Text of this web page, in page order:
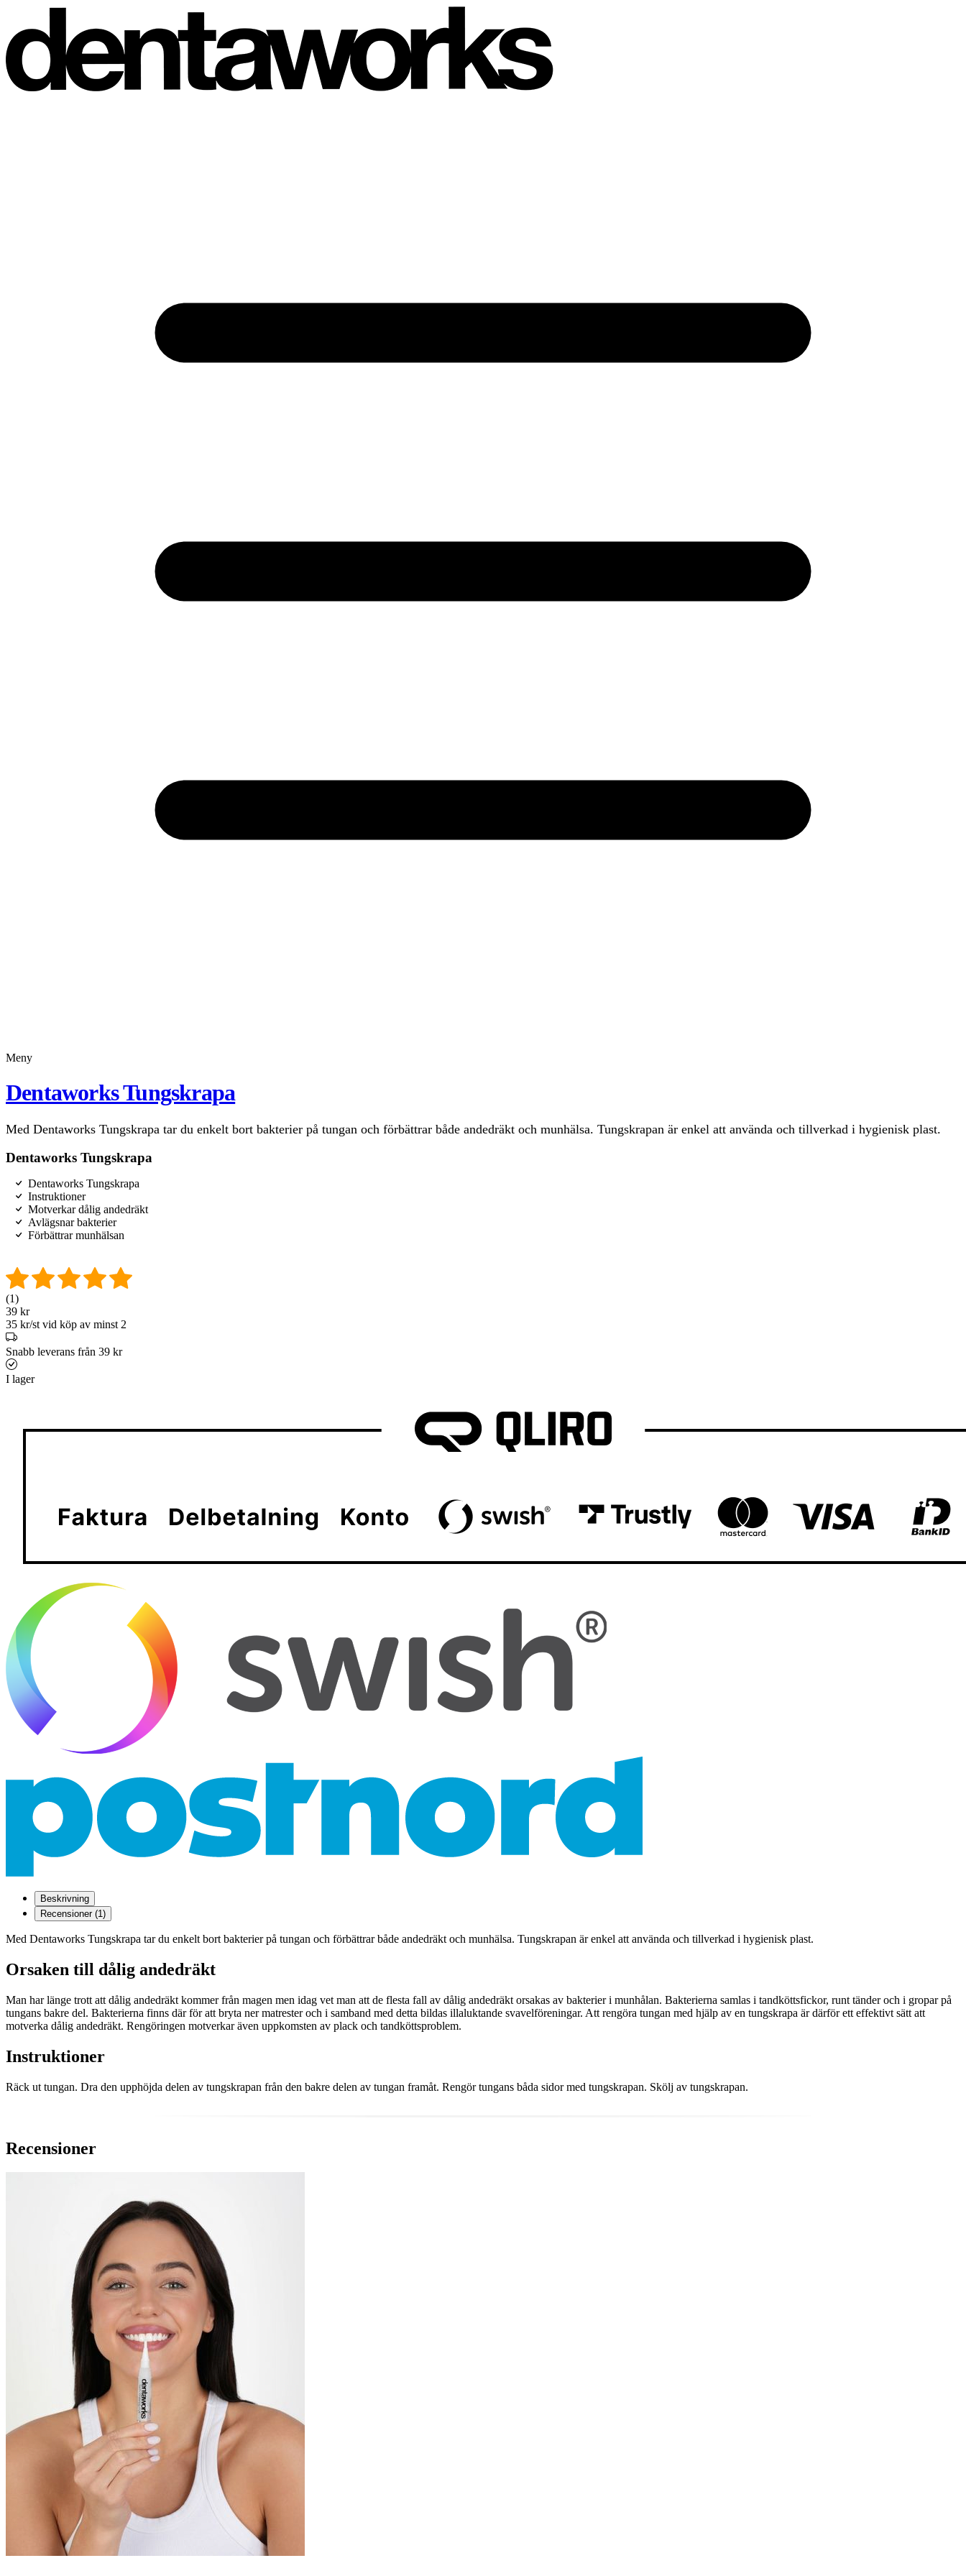
Meny
Dentaworks Tungskrapa
Med Dentaworks Tungskrapa tar du enkelt bort bakterier på tungan och förbättrar både andedräkt och munhälsa. Tungskrapan är enkel att använda och tillverkad i hygienisk plast.
Dentaworks Tungskrapa
Dentaworks Tungskrapa
Instruktioner
Motverkar dålig andedräkt
Avlägsnar bakterier
Förbättrar munhälsan
(1)
39 kr
35 kr/st vid köp av minst 2
Snabb leverans från 39 kr
I lager
Beskrivning
Recensioner (1)
Med Dentaworks Tungskrapa tar du enkelt bort bakterier på tungan och förbättrar både andedräkt och munhälsa. Tungskrapan är enkel att använda och tillverkad i hygienisk plast.
Orsaken till dålig andedräkt
Man har länge trott att dålig andedräkt kommer från magen men idag vet man att de flesta fall av dålig andedräkt orsakas av bakterier i munhålan. Bakterierna samlas i tandköttsfickor, runt tänder och i gropar på
tungans bakre del. Bakterierna finns där för att bryta ner matrester och i samband med detta bildas illaluktande svavelföreningar. Att rengöra tungan med hjälp av en tungskrapa är därför ett effektivt sätt att
motverka dålig andedräkt. Rengöringen motverkar även uppkomsten av plack och tandköttsproblem.
Instruktioner
Räck ut tungan. Dra den upphöjda delen av tungskrapan från den bakre delen av tungan framåt. Rengör tungans båda sidor med tungskrapan. Skölj av tungskrapan.
Recensioner